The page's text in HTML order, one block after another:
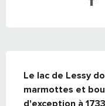
Le lac de Lessy
marmottes et